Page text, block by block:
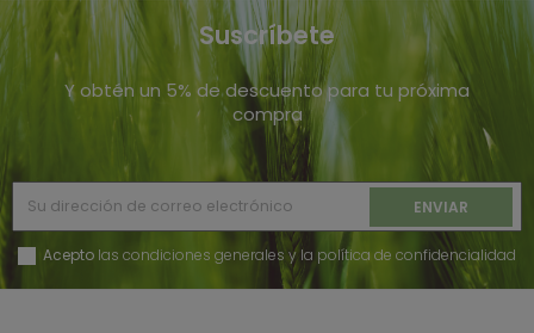
Suscríbete
Y obtén un 5% de descuento para tu próxima
compra
Acepto las condiciones generales y la política de confidencialidad